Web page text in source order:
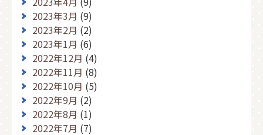
2023年3月 (9)
2023年2月 (2)
2023年1月 (6)
2022年12月 (4)
2022年11月 (8)
2022年10月 (5)
2022年9月 (2)
2022年8月 (1)
2022年7月 (7)